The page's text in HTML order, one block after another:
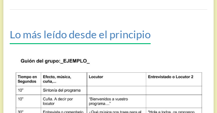
Lo más leído desde el principio